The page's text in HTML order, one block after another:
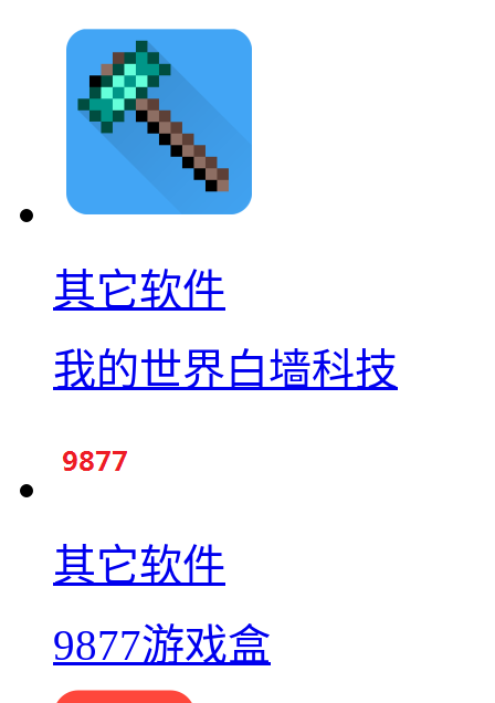
其它软件
我的世界白墙科技
其它软件
9877游戏盒